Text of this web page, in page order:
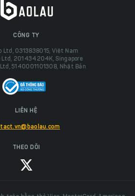
CÔNG TY
Ltd, 0313838015, Việt Nam
Ltd, 201434204K, Singapore
Ltd, 5140001101308, Nhật Bản
LIÊN HỆ
THEO DÕI